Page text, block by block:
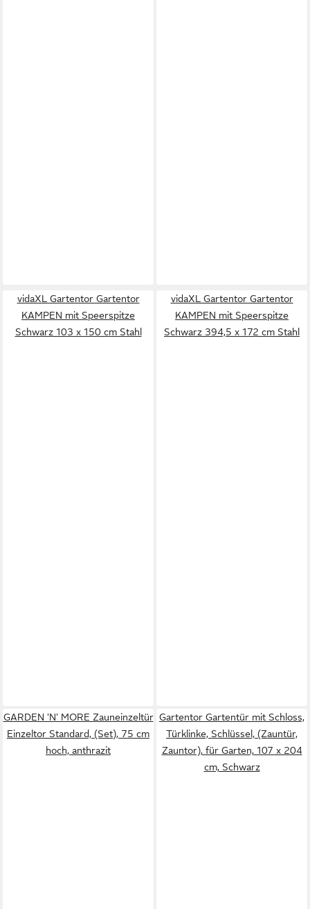
vidaXL Gartentor Gartentor
KAMPEN mit Speerspitze
Schwarz 103 x 150 cm Stahl
vidaXL Gartentor Gartentor
KAMPEN mit Speerspitze
Schwarz 394,5 x 172 cm Stahl
GARDEN 'N' MORE Zauneinzeltür
Einzeltor Standard, (Set), 75 cm
hoch, anthrazit
Gartentor Gartentür mit Schloss,
Türklinke, Schlüssel, (Zauntür,
Zauntor), für Garten, 107 x 204
cm, Schwarz